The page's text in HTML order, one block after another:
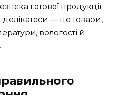
готової продукції.
делікатеси — це товари,
вологості й